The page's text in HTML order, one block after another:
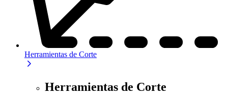
Herramientas de Corte
Herramientas de Corte